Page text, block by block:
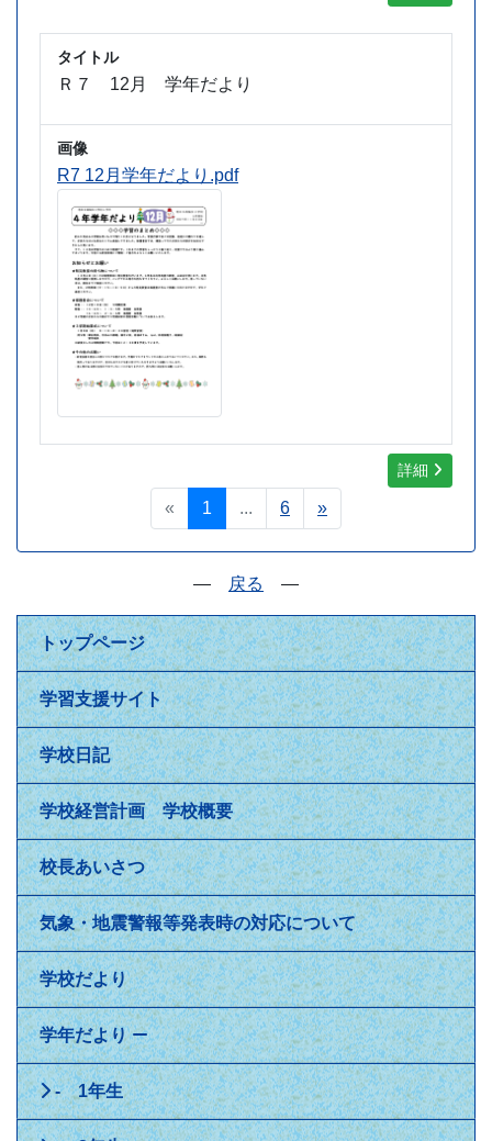
トップページ
学習支援サイト
学校日記
学校経営計画 学校概要
校長あいさつ
気象・地震警報等発表時の対応について
学校だより
学年だより
- 1年生
タイトル
Ｒ７ 12月 学年だより
画像
R7 12月学年だより.pdf
詳細
« 1 ... 6 »
― 戻る ―